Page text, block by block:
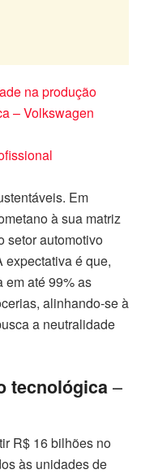
na produção
– Volkswagen
Em
à sua matriz
setor automotivo
expectativa é que,
em até 99% as
alinhando-se à
a neutralidade
tecnológica–
R$ 16 bilhões no
às unidades de